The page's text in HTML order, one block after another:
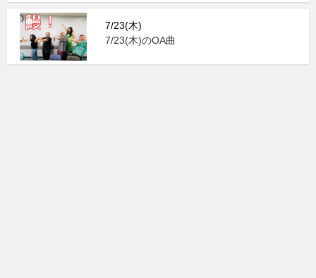
7/23(木)
7/23(木)のOA曲